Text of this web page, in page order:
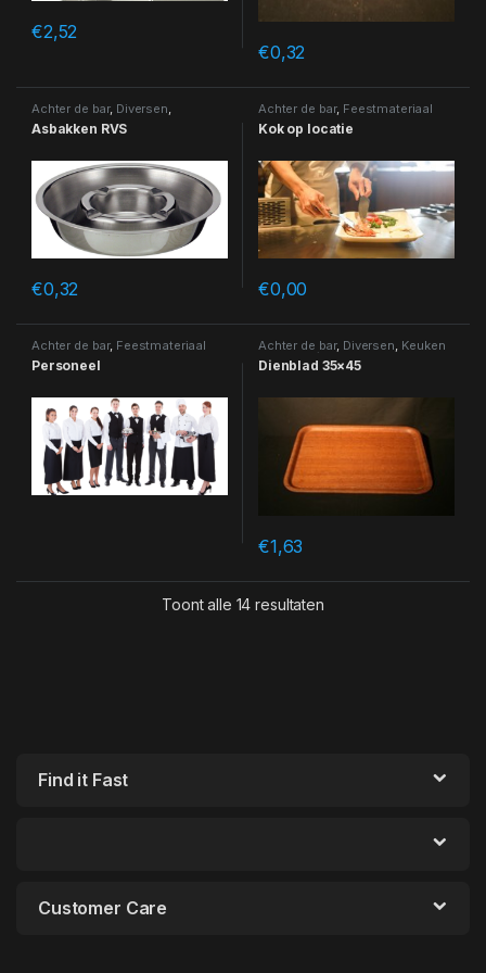
€2,52
€0,32
Achter de bar, Diversen
Feestmateriaal Keuken
materiaal/ BBQ,
Asbakken RVS
€0,32
Achter de bar, Feestmateriaal
Kok op locatie
€0,00
Achter de bar, Feestmateriaal
Personeel
Achter de bar, Diversen, Keuken
materiaal/ BBQ ,Keuken
materiaal/ BBQ,keuken-
Dienblad 35×45
€1,63
Toont alle 14 resultaten
Find it Fast
Customer Care